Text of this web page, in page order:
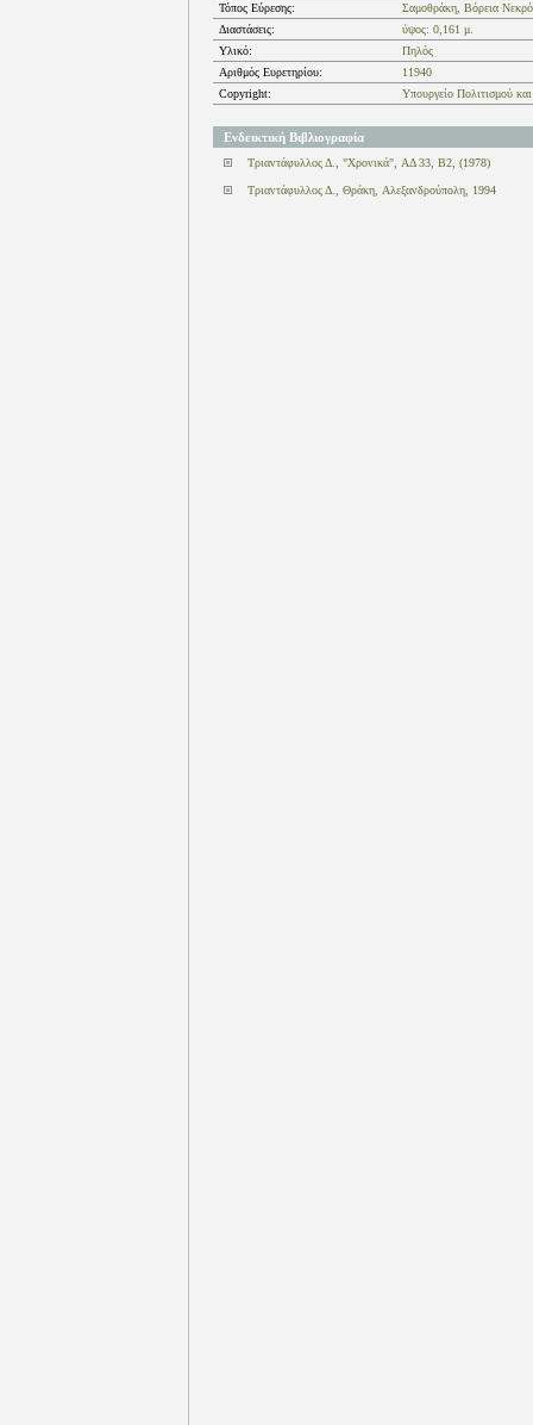
Τόπος Εύρεσης:
Σαμοθράκη, Βόρεια
Διαστάσεις:
ύψος: 0,161 μ.
Υλικό:
Πηλός
Αριθμός Ευρετηρίου:
11940
Copyright:
Υπουργείο Πολιτισμού
Ενδεικτική Βιβλιογραφία
Τριαντάφυλλος Δ., "Χρονικά", ΑΔ 33, Β2, (1978)
Τριαντάφυλλος Δ., Θράκη, Αλεξανδρούπολη, 1994